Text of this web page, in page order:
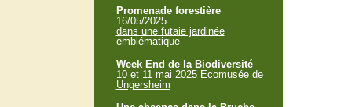
Promenade forestière
16/05/2025
dans une futaie jardinée
emblématique
Week End de la Biodiversité
10 et 11 mai 2025 Ecomusée de
Ungersheim